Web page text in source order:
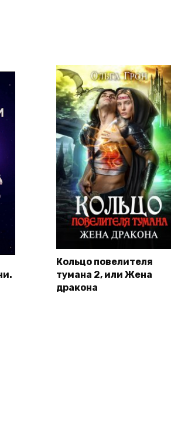
Кольцо повелителя
тумана 2, или Жена
дракона